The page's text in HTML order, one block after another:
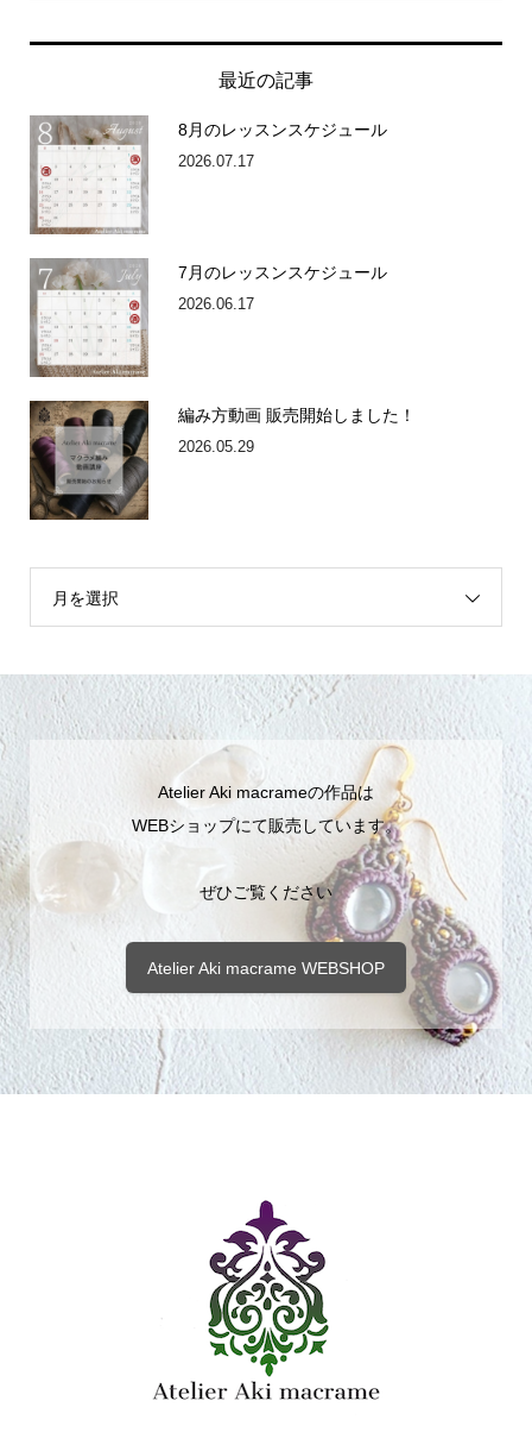
最近の記事
8月のレッスンスケジュール
2026.07.17
7月のレッスンスケジュール
2026.06.17
編み方動画 販売開始しました！
2026.05.29
月を選択
Atelier Aki macrameの作品は
WEBショップにて販売しています。
ぜひご覧ください
Atelier Aki macrame WEBSHOP